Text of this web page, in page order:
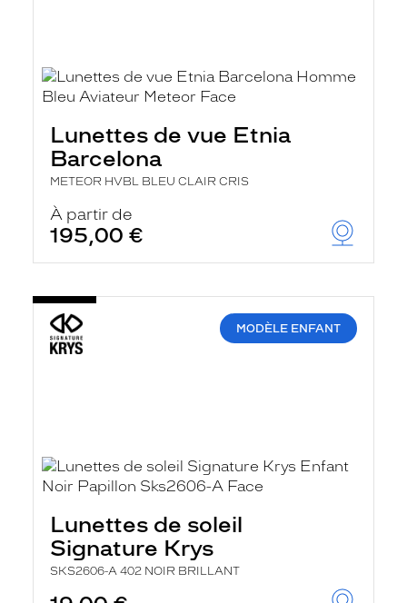
Lunettes de vue Etnia
Barcelona
METEOR HVBL BLEU CLAIR CRIS
À partir de
195,00 €
MODÈLE ENFANT
Lunettes de soleil
Signature Krys
SKS2606-A 402 NOIR BRILLANT